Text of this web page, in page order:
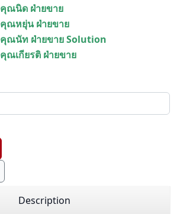
คุณนิด ฝ่ายขาย
คุณหยุ่น ฝ่ายขาย
คุณนัท ฝ่ายขาย Solution
คุณเกียรติ ฝ่ายขาย
Description